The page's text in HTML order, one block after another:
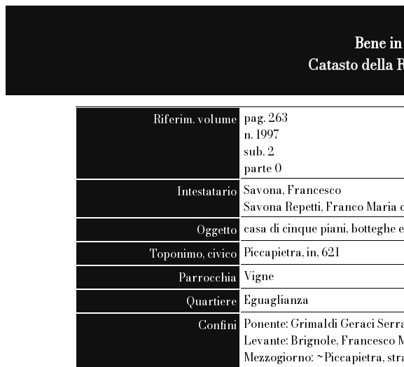
Bene
Catasto della
Riferim. volume pag. 263
n. 1997
sub. 2
parte 0
Intestatario Savona, Francesco
Savona Repetti, Franco
Oggetto casa di cinque piani, botteghe
Toponimo, civico Piccapietra, in, 621
Parrocchia Vigne
Quartiere Eguaglianza
Confini Ponente: Grimaldi Geraci
Levante: Brignole, Francesco
Mezzogiorno: ~Piccapietra,